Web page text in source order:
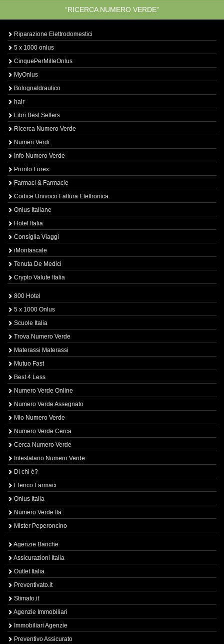
“RICERCA NUMERO VERDE”
Riparazione Elettrodomestici
5 x 1000 onlus
CinquePerMilleOnlus
MyOnlus
BolognaIdraulico
hair
Libri Best Sellers
Ricerca Numero Verde
Numeri Verdi
Info Numero Verde
Pronto Forex
Farmaci & Farmacie
Codice Univoco Fattura Elettronica
Onlus Italiane
Hotel Italia
Consiglia Viaggi
iMontascale
Tenuta De Medici
Crypto Valute Italia
800 Hotel
5 x 1000 Onlus
Scuole Italia
Trova Numero Verde
Materassi Materassi
Mutuo Fast
Best 4 Less
Numero Verde Online
Numero Verde Assegnato
Mio Numero Verde
Numero Verde Cerca
Cerca Numero Verde
Intestatario Numero Verde
Di chi è?
Elenco Farmaci
Onlus Italia
Numero Verde Ita
Mister Peperoncino
Agenzie Banche
Assicurazioni Italia
Outlet Italia
Preventivato.it
Stimato.it
Agenzie Immobiliari
Immobiliari Agenzie
Preventivo Assicurato